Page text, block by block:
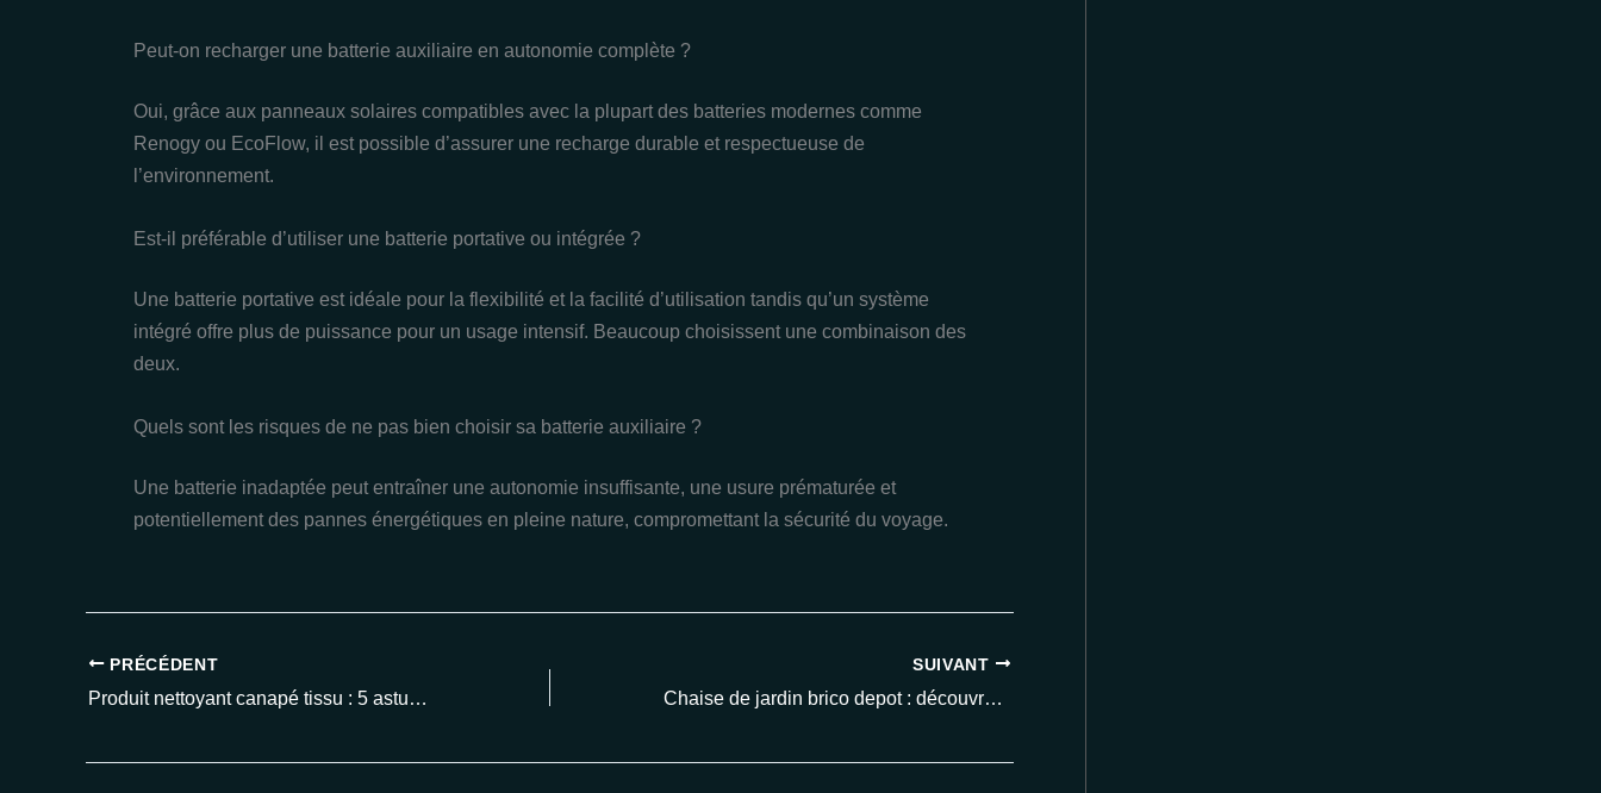
Peut-on recharger une batterie auxiliaire en autonomie complète ?
Oui, grâce aux panneaux solaires compatibles avec la plupart des batteries modernes comme
Renogy ou EcoFlow, il est possible d’assurer une recharge durable et respectueuse de
l’environnement.
Est-il préférable d’utiliser une batterie portative ou intégrée ?
Une batterie portative est idéale pour la flexibilité et la facilité d’utilisation tandis qu’un système
intégré offre plus de puissance pour un usage intensif. Beaucoup choisissent une combinaison des
deux.
Quels sont les risques de ne pas bien choisir sa batterie auxiliaire ?
Une batterie inadaptée peut entraîner une autonomie insuffisante, une usure prématurée et
potentiellement des pannes énergétiques en pleine nature, compromettant la sécurité du voyage.
PRÉCÉDENT
Produit nettoyant canapé tissu : 5 astuces expertes pour redonner vie à votre salon en 2025
SUIVANT
Chaise de jardin brico depot : découvrez les modèles tendance et petits prix en 2025